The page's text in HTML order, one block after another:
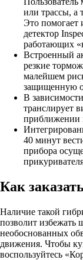
или трассы, а
Это помогает
детектор
работающих
Встроенный
резкие
малейшем
защищенную
В
транслирует
приближении
40 минут
прибора
Как заказать
Наличие такой
позволит избежать
необоснованных
движения. Чтобы
воспользуйтесь